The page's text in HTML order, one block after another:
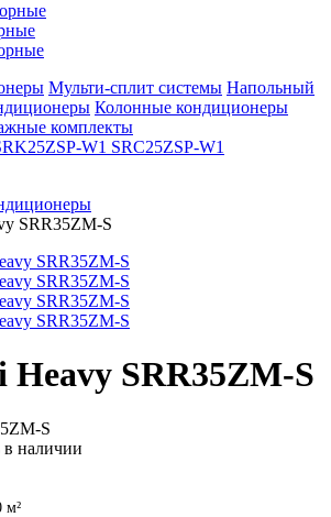
Мульти-сплит системы Напольный
Колонные кондиционеры
комплекты
SRR35ZM-S
SRR35ZM-S
S
наличии
м²